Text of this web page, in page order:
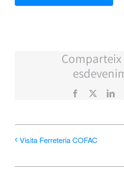
Facebook
Visita Ferreteria COFAC